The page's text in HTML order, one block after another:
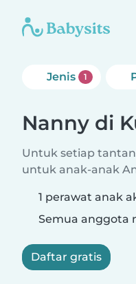
Jenis 1
Nanny di
Untuk setiap
untuk anak-anak
1 perawat anak
Semua anggota
Daftar gratis